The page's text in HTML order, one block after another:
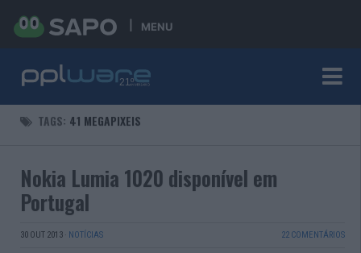
MENU
TAGS: 41 MEGAPIXEIS
Nokia Lumia 1020 disponível em
Portugal
30 OUT 2013 · NOTÍCIAS 22 COMENTÁRIOS